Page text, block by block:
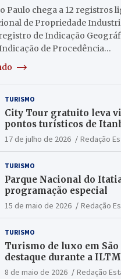
Paulo chega a 12 registros
de Propriedade
de Indicação
de Procedência…
TURISMO
City Tour gratuito leva
pontos turísticos de
17 de julho de 2026 Redação
TURISMO
Parque Nacional do
programação especial
15 de maio de 2026 Redação
TURISMO
Turismo de luxo em
destaque durante a
2026
8 de maio de 2026 Redação